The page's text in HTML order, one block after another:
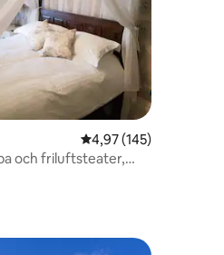
219 omdömen
4,97 av 5 i
4,97 (145)
och friluftsteater,